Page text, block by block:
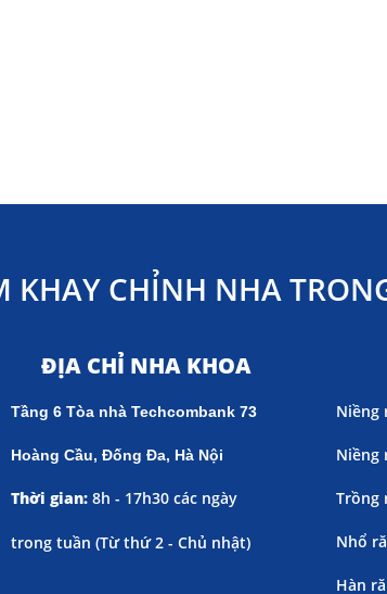
KHAY CHỈNH NHA
ĐỊA CHỈ NHA KHOA
Tầng 6 Tòa nhà Techcombank 73
Hoàng Cầu, Đống Đa, Hà Nội
Thời gian: 8h - 17h30 các ngày
trong tuần (Từ thứ 2 - Chủ nhật)
Niềng
Niềng
Trồng
Nhổ
Hàn